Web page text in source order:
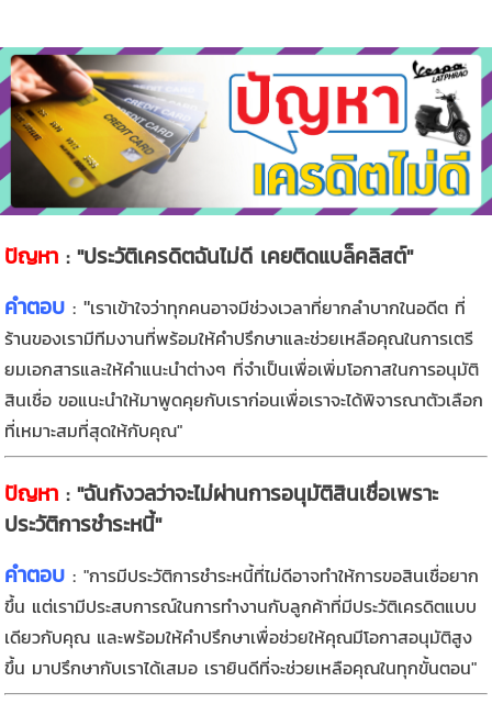
ปัญหา : "ประวัติเครดิตฉันไม่ดี เคยติดแบล็คลิสต์"
คำตอบ : "เราเข้าใจว่าทุกคนอาจมีช่วงเวลาที่ยากลำบากในอดีต ที่
ร้านของเรามีทีมงานที่พร้อมให้คำปรึกษาและช่วยเหลือคุณในการเตรี
ยมเอกสารและให้คำแนะนำต่างๆ ที่จำเป็นเพื่อเพิ่มโอกาสในการอนุมัติ
สินเชื่อ ขอแนะนำให้มาพูดคุยกับเราก่อนเพื่อเราจะได้พิจารณาตัวเลือก
ที่เหมาะสมที่สุดให้กับคุณ"
ปัญหา : "ฉันกังวลว่าจะไม่ผ่านการอนุมัติสินเชื่อเพราะ
ประวัติการชำระหนี้"
คำตอบ :"การมีประวัติการชำระหนี้ที่ไม่ดีอาจทำให้การขอสินเชื่อยาก
ขึ้น แต่เรามีประสบการณ์ในการทำงานกับลูกค้าที่มีประวัติเครดิตแบบ
เดียวกับคุณ และพร้อมให้คำปรึกษาเพื่อช่วยให้คุณมีโอกาสอนุมัติสูง
ขึ้น มาปรึกษากับเราได้เสมอ เรายินดีที่จะช่วยเหลือคุณในทุกขั้นตอน"